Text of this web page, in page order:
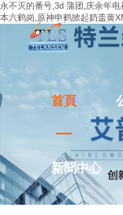
永不灭的番号,3d 蒲团,庆余年
本六鹤岗,原神申鹤掀起奶盖黄
首頁
新聞中心